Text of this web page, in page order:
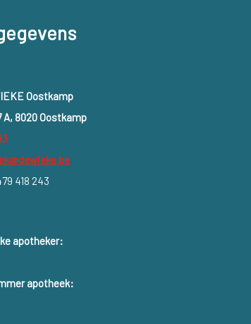
Oostkamp
8020 Oostkamp
418 243
apotheker:
apotheek: